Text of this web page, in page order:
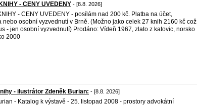
- CENY UVEDENY - [8.8. 2026]
- CENY UVEDENY - posílám nad 200 kč. Platba na účet,
nebo osobní vyzvednutí v Brně. (Možno jako celek 27 knih 2160 kč což
- jen osobní vyzvednutí) Prodáno: Vídeň 1967, zlato z katovic, norsko
2000
- ilustrátor Zdeněk Burian: - [8.8. 2026]
- Katalog k výstavě - 25. listopad 2008 - prostory advokátní